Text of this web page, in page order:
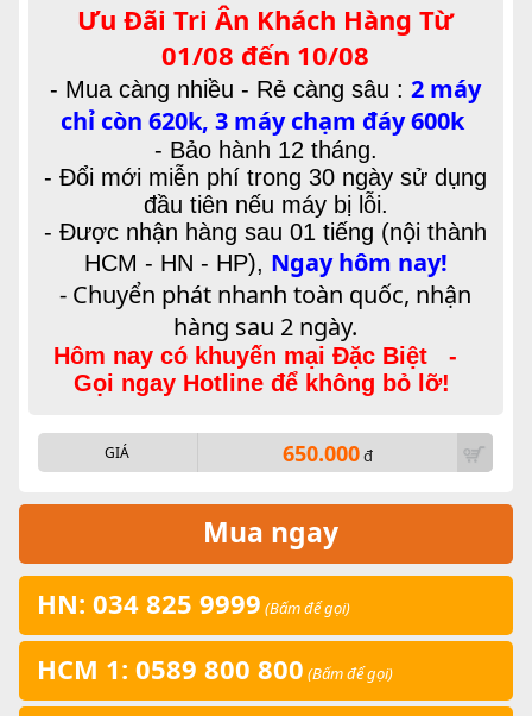
Ưu Đãi Tri Ân Khách Hàng Từ
01/08 đến 10/08
- Mua càng nhiều - Rẻ càng sâu :2 máy
chỉ còn 620k, 3 máy chạm đáy 600k
- Bảo hành 12 tháng.
- Đổi mới miễn phí trong 30 ngày sử dụng
đầu tiên nếu máy bị lỗi.
- Được nhận hàng sau 01 tiếng (nội thành
HCM - HN - HP), Ngay hôm nay!
- Chuyển phát nhanh toàn quốc, nhận
hàng sau 2 ngày.
Hôm nay có khuyến mại Đặc Biệt -
Gọi ngay Hotline để không bỏ lỡ!
GIÁ 650.000đ
Mua ngay
HN: 034 825 9999 (Bấm để gọi)
HCM 1: 0589 800 800 (Bấm để gọi)